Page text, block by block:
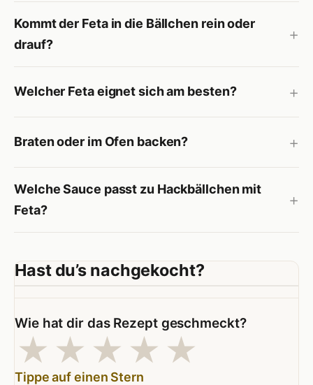
Kommt der Feta in die Bällchen rein oder
drauf?
Welcher Feta eignet sich am besten?
Braten oder im Ofen backen?
Welche Sauce passt zu Hackbällchen mit
Feta?
Hast du’s nachgekocht?
Wie hat dir das Rezept geschmeckt?
★
★ 4 Sterne
★ 3 Sterne
★ 2 Sterne
★ 1 Sterne
Tippe auf einen Stern